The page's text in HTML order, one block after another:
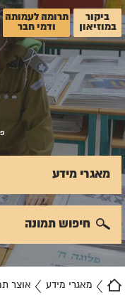
ביקור
במוזיאון
תרומה לעמותה
ודמי חבר
מאגרי מידע אוצר
מאגרי מידע
חיפוש תמונה